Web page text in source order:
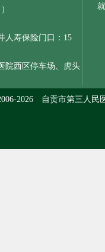
人寿保险门口：15
院西区停车场、虎头
2026 自贡市第三人